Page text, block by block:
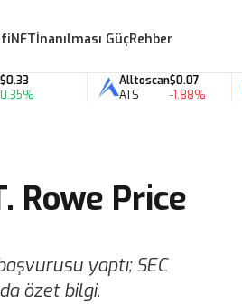
NFTİnanılması GüçRehber
Alltoscan
ATS
$0.07
-1.88%
Rowe Price
yaptı; SEC
özet bilgi.